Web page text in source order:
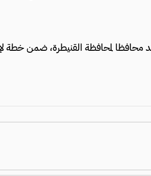
لمحافظة القنيطرة، ضمن خطة